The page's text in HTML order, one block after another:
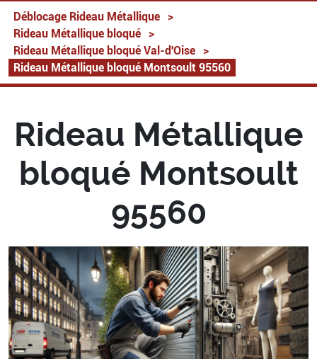
Déblocage Rideau Métallique
>
Rideau Métallique bloqué
>
Rideau Métallique bloqué Val-d'Oise
>
Rideau Métallique bloqué Montsoult 95560
Rideau Métallique
bloqué Montsoult
95560